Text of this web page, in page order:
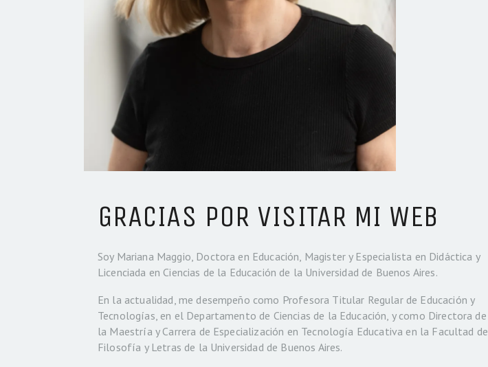
GRACIAS POR VISITAR MI WEB
Soy Mariana Maggio, Doctora en Educación, Magister y Especialista en Didáctica y
Licenciada en Ciencias de la Educación de la Universidad de Buenos Aires.
En la actualidad, me desempeño como Profesora Titular Regular de Educación y
Tecnologías, en el Departamento de Ciencias de la Educación, y como Directora de
la Maestría y Carrera de Especialización en Tecnología Educativa en la Facultad de
Filosofía y Letras de la Universidad de Buenos Aires.